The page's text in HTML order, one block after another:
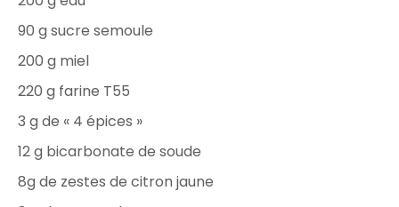
90 g sucre semoule
200 g miel
220 g farine T55
3 g de « 4 épices »
12 g bicarbonate de soude
8g de zestes de citron jaune